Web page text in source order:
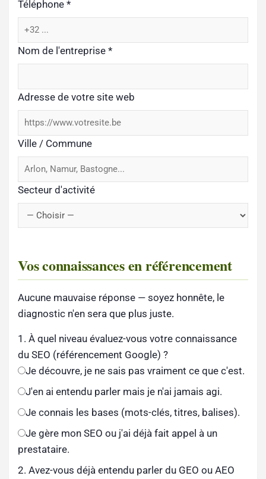
Téléphone *
Nom de l'entreprise *
Adresse de votre site web
Ville / Commune
Secteur d'activité
Vos connaissances en référencement
Aucune mauvaise réponse — soyez honnête, le
diagnostic n'en sera que plus juste.
1. À quel niveau évaluez-vous votre connaissance
du SEO (référencement Google) ?
Je découvre, je ne sais pas vraiment ce que c'est.
J'en ai entendu parler mais je n'ai jamais agi.
Je connais les bases (mots-clés, titres, balises).
Je gère mon SEO ou j'ai déjà fait appel à un
prestataire.
2. Avez-vous déjà entendu parler du GEO ou AEO